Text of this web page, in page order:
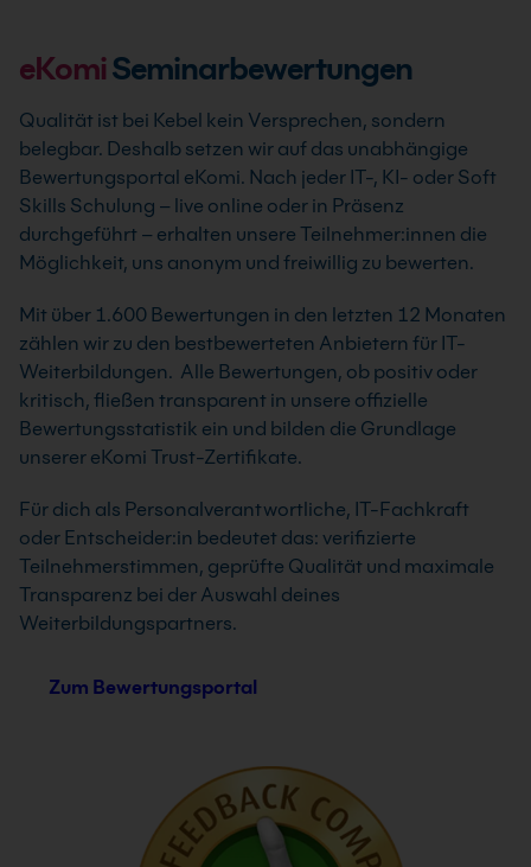
eKomiSeminarbewertungen
Qualität ist bei Kebel kein Versprechen, sondern
belegbar. Deshalb setzen wir auf das unabhängige
Bewertungsportal eKomi. Nach jeder IT-, KI- oder Soft
Skills Schulung – live online oder in Präsenz
durchgeführt – erhalten unsere Teilnehmer:innen die
Möglichkeit, uns anonym und freiwillig zu bewerten.
Mit über 1.600 Bewertungen in den letzten 12 Monaten
zählen wir zu den bestbewerteten Anbietern für IT-
Weiterbildungen. Alle Bewertungen, ob positiv oder
kritisch, fließen transparent in unsere offizielle
Bewertungsstatistik ein und bilden die Grundlage
unserer eKomi Trust-Zertifikate.
Für dich als Personalverantwortliche, IT-Fachkraft
oder Entscheider:in bedeutet das: verifizierte
Teilnehmerstimmen, geprüfte Qualität und maximale
Transparenz bei der Auswahl deines
Weiterbildungspartners.
Zum Bewertungsportal